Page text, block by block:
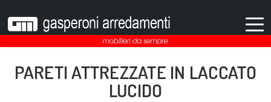
PARETI ATTREZZATE IN LACCATO
LUCIDO